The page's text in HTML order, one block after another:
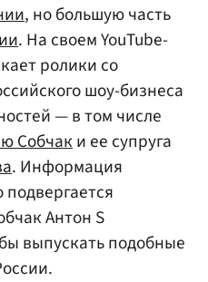
, но большую часть
. На своем YouTube-
ролики со
шоу-бизнеса
— в том числе
Собчаки ее супруга
. Информация
подвергается
Антон S
выпускать подобные